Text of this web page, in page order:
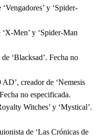
y ‘Spider-
Men’ y ‘Spider-Man
‘Blacksad’. Fecha no
creador de ‘Nemesis
no especificada.
Witches’ y ‘Mystical’.
de ‘Las Crónicas de